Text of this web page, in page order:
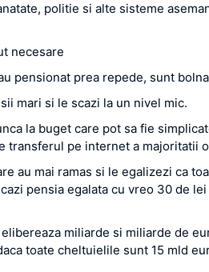
politie si alte sisteme
necesare
pensionat prea repede, sunt
mari si le scazi la un nivel mic.
la buget care pot sa fie
transferul pe internet a majoritatii
au mai ramas si le egalizezi ca
pensia egalata cu vreo 30 de
miliarde si miliarde de
toate cheltuielile sunt 15 mld